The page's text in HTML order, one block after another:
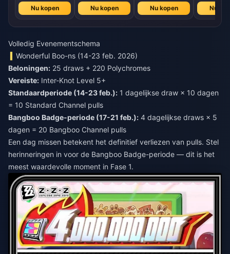
Nu kopen Nu kopen Nu kopen Nu
Volledig Evenementschema
Wonderful Boo-ns (14-23 feb. 2026)
Beloningen: 25 draws + 220 Polychromes
Vereiste: Inter-Knot Level 5+
Standaardperiode (14-23 feb.): 1 dagelijkse draw × 10 dagen
= 10 Standard Channel pulls
Bangboo Badge-periode (17-21 feb.): 4 dagelijkse draws × 5
dagen = 20 Bangboo Channel pulls
Een dag missen betekent het definitief verliezen van pulls. Stel
herinneringen in voor de Bangboo Badge-periode — dit is het
meest waardevolle moment in Fase 1.